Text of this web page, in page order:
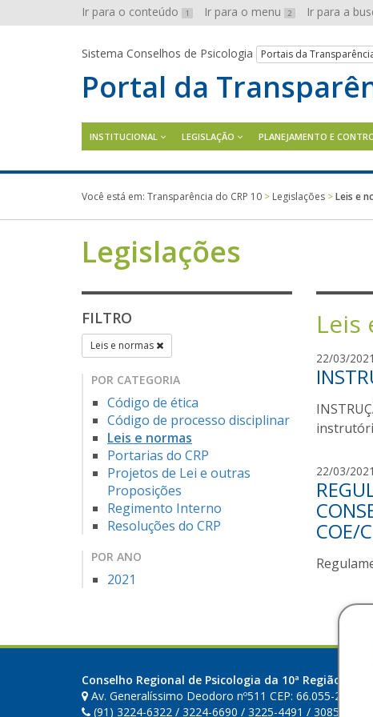
Ir para o conteúdo 1 Ir para o menu 2 Ir para a
Sistema Conselhos de Psicologia Portais da
Portal da
INSTITUCIONAL LEGISLAÇÃO PLANEJAMENTO E
Você está em: Transparência do CRP 10 > Legislações >Leis e
Legislações
FILTRO
Leis e normas
POR CATEGORIA
Código de ética
Código de processo disciplinar
Leis e normas
Portarias do CRP
Projetos de Lei e outras
Proposições
Regimento Interno
Resoluções do CRP
POR ANO
2021
Leis
22/03/2021
22/03/2021
COE/
Conselho Regional de Psicologia da 10ª Região (PA e
Av. Generalíssimo Deodoro nº511 CEP: 66.055-240
(91) 3224-6322 / 3224-6690 / 3225-4491 / 3085-4961